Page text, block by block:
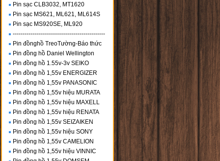
Pin sạc CLB3032, MT1620
Pin sạc MS621, ML621, ML614S
Pin sạc MS920SE, ML920
-----------------------------------------------
Pin đồnghồ TreoTường-Báo thức
Pin đồng hồ Daniel Wellington
Pin đồng hồ 1.55v-3v SEIKO
Pin đồng hồ 1,55v ENERGIZER
Pin đồng hồ 1,55v PANASONIC
Pin đồng hồ 1,55v hiệu MURATA
Pin đồng hồ 1,55v hiệu MAXELL
Pin đồng hồ 1,55v hiệu RENATA
Pin đồng hồ 1,55v SEIZAIKEN
Pin đồng hồ 1,55v hiệu SONY
Pin đồng hồ 1,55v CAMELION
Pin đồng hồ 1,55v hiệu VINNIC